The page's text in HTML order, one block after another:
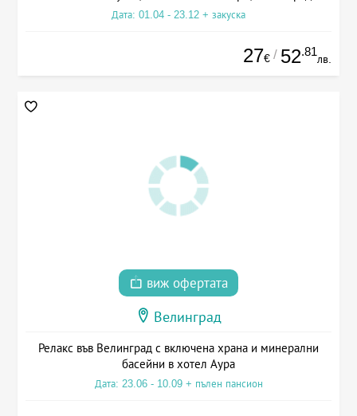
Дата: 01.04 - 23.12 + закуска
27€ / 52.81
лв.
виж офертата
Велинград
Релакс във Велинград с включена храна и минерални
басейни в хотел Аура
Дата: 23.06 - 10.09 + пълен пансион